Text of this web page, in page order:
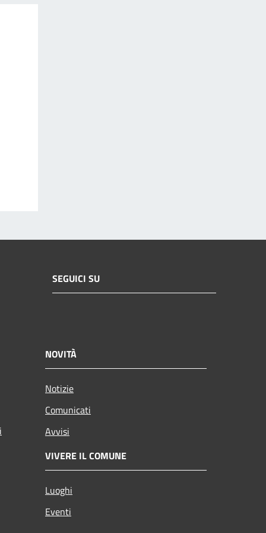
SEGUICI SU
NOVITÀ
Notizie
Comunicati
Avvisi
VIVERE IL COMUNE
Luoghi
Eventi